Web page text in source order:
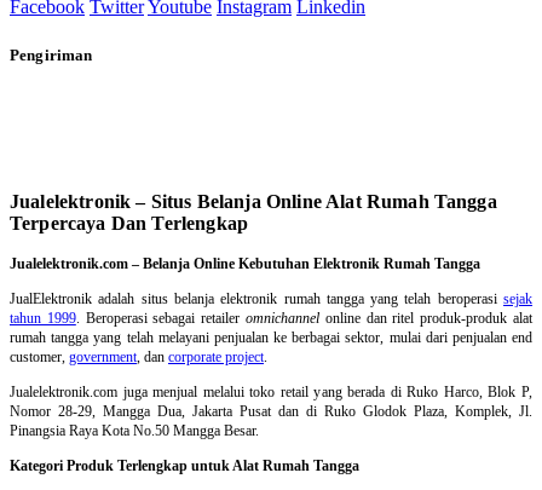
Facebook TwitterYoutube Instagram Linkedin
Pengiriman
Jualelektronik – Situs Belanja Online Alat Rumah Tangga
Terpercaya Dan Terlengkap
Jualelektronik.com – Belanja Online Kebutuhan Elektronik Rumah Tangga
JualElektronik adalah situs belanja elektronik rumah tanggayang telah beroperasisejak
tahun 1999. Beroperasi sebagai retaileromnichannel online dan ritel produk-produk alat
rumah tangga yang telah melayani penjualan ke berbagai sektor, mulai dari penjualan end
customer, government , dan corporate project
Jualelektronik.com juga menjual melalui toko retail yang berada di Ruko Harco, Blok P,
Nomor 28-29, Mangga Dua, Jakarta Pusat dan di Ruko Glodok Plaza, Komplek, Jl.
Pinangsia Raya Kota No.50 Mangga Besar.
Kategori Produk Terlengkap untuk Alat Rumah Tangga